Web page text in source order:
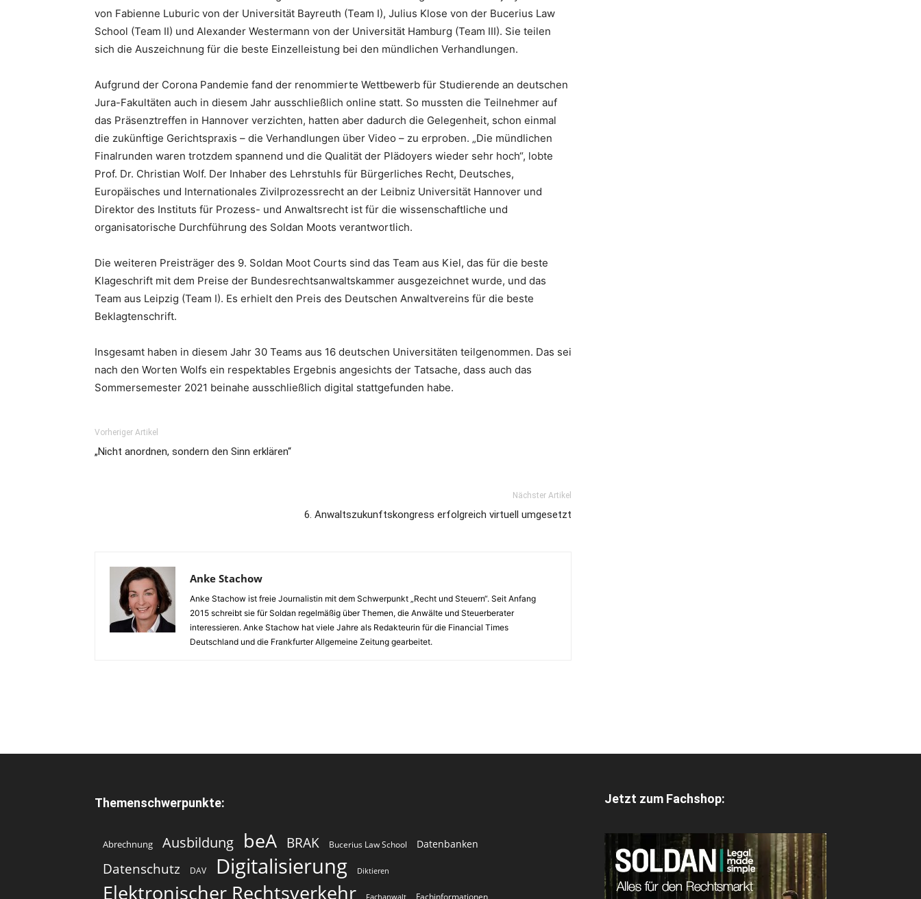
von Fabienne Luburic von der Universität Bayreuth (Team I), Julius Klose von der Bucerius Law
School (Team II) und Alexander Westermann von der Universität Hamburg (Team III). Sie teilen
sich die Auszeichnung für die beste Einzelleistung bei den mündlichen Verhandlungen.
Aufgrund der Corona Pandemie fand der renommierte Wettbewerb für Studierende an deutschen
Jura-Fakultäten auch in diesem Jahr ausschließlich online statt. So mussten die Teilnehmer auf
das Präsenztreffen in Hannover verzichten, hatten aber dadurch die Gelegenheit, schon einmal
die zukünftige Gerichtspraxis – die Verhandlungen über Video – zu erproben. „Die mündlichen
Finalrunden waren trotzdem spannend und die Qualität der Plädoyers wieder sehr hoch“, lobte
Prof. Dr. Christian Wolf. Der Inhaber des Lehrstuhls für Bürgerliches Recht, Deutsches,
Europäisches und Internationales Zivilprozessrecht an der Leibniz Universität Hannover und
Direktor des Instituts für Prozess- und Anwaltsrecht ist für die wissenschaftliche und
organisatorische Durchführung des Soldan Moots verantwortlich.
Die weiteren Preisträger des 9. Soldan Moot Courts sind das Team aus Kiel, das für die beste
Klageschrift mit dem Preise der Bundesrechtsanwaltskammer ausgezeichnet wurde, und das
Team aus Leipzig (Team I). Es erhielt den Preis des Deutschen Anwaltvereins für die beste
Beklagtenschrift.
Insgesamt haben in diesem Jahr 30 Teams aus 16 deutschen Universitäten teilgenommen. Das sei
nach den Worten Wolfs ein respektables Ergebnis angesichts der Tatsache, dass auch das
Sommersemester 2021 beinahe ausschließlich digital stattgefunden habe.
Vorheriger Artikel
„Nicht anordnen, sondern den Sinn erklären“
Nächster Artikel
6. Anwaltszukunftskongress erfolgreich virtuell umgesetzt
Anke Stachow
Anke Stachow ist freie Journalistin mit dem Schwerpunkt „Recht und Steuern“. Seit Anfang
2015 schreibt sie für Soldan regelmäßig über Themen, die Anwälte und Steuerberater
interessieren. Anke Stachow hat viele Jahre als Redakteurin für die Financial Times
Deutschland und die Frankfurter Allgemeine Zeitung gearbeitet.
Themenschwerpunkte:
Abrechnung Ausbildung beA BRAK Bucerius Law School Datenbanken
Datenschutz DAV Digitalisierung Diktieren
Elektronischer Rechtsverkehr Fachanwalt Fachinformationen
Jetzt zum Fachshop: